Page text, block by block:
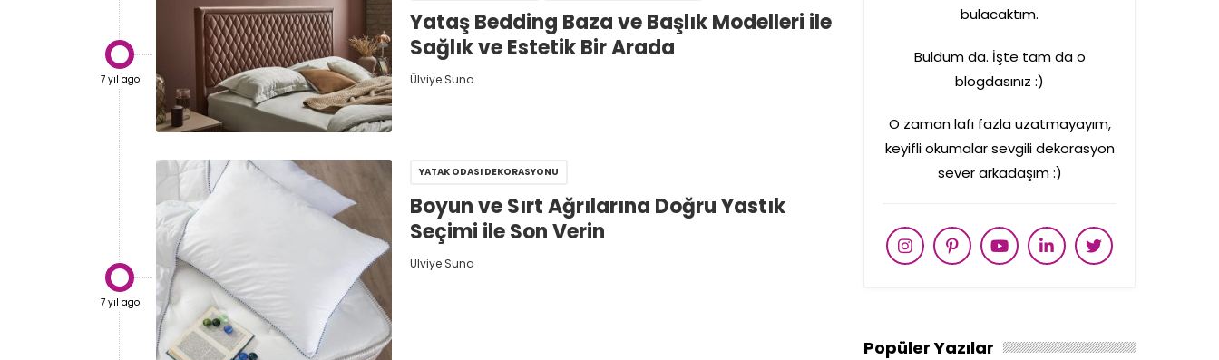

7 yıl ago
Yataş Bedding Baza ve Başlık Modelleri ile
Sağlık ve Estetik Bir Arada
Ülviye Suna

7 yıl ago
YATAK ODASI DEKORASYONU
Boyun ve Sırt Ağrılarına Doğru Yastık
Seçimi ile Son Verin
Ülviye Suna
bulacaktım.
Buldum da. İşte tam da o
blogdasınız :)
O zaman lafı fazla uzatmayayım,
keyifli okumalar sevgili dekorasyon
sever arkadaşım :)
Popüler Yazılar